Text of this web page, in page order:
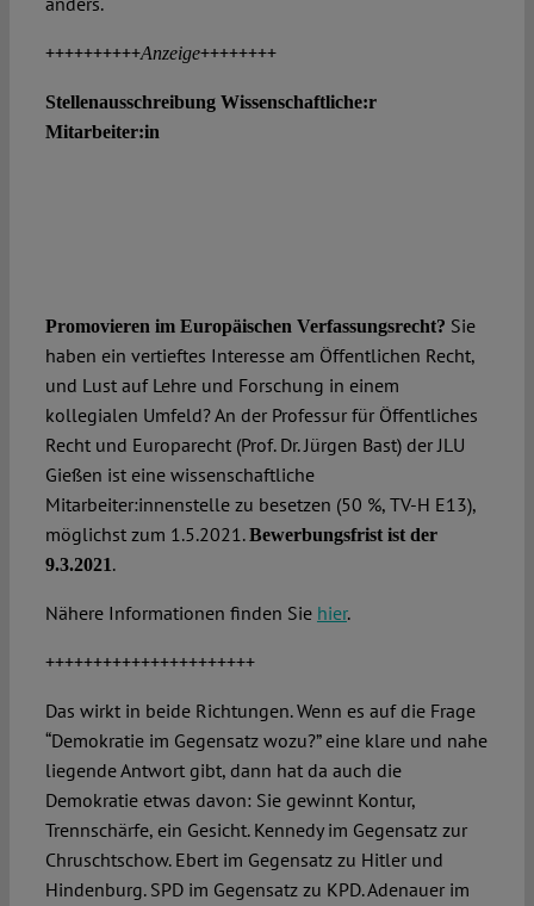
++++++++++Anzeige++++++++
Stellenausschreibung Wissenschaftliche:r
Mitarbeiter:in
Promovieren im Europäischen Verfassungsrecht? Sie
haben ein vertieftes Interesse am Öffentlichen Recht,
und Lust auf Lehre und Forschung in einem
kollegialen Umfeld? An der Professur für Öffentliches
Recht und Europarecht (Prof. Dr. Jürgen Bast) der JLU
Gießen ist eine wissenschaftliche
Mitarbeiter:innenstelle zu besetzen (50 %, TV-H E13),
möglichst zum 1.5.2021.Bewerbungsfrist ist der
9.3.2021.
Nähere Informationen finden Sie hier.
++++++++++++++++++++++
Das wirkt in beide Richtungen. Wenn es auf die Frage
“Demokratie im Gegensatz wozu?” eine klare und nahe
liegende Antwort gibt, dann hat da auch die
Demokratie etwas davon: Sie gewinnt Kontur,
Trennschärfe, ein Gesicht. Kennedy im Gegensatz zur
Chruschtschow. Ebert im Gegensatz zu Hitler und
Hindenburg. SPD im Gegensatz zu KPD. Adenauer im